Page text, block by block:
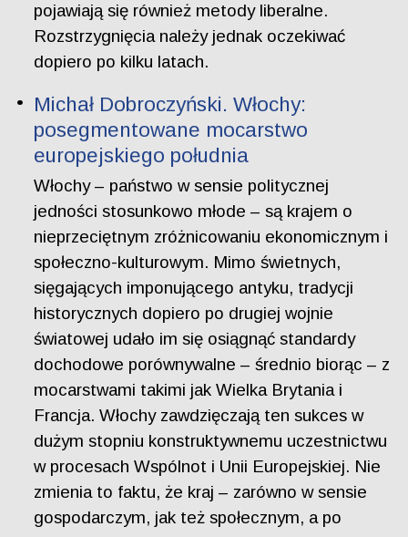
pojawiają się również metody liberalne.
Rozstrzygnięcia należy jednak oczekiwać
dopiero po kilku latach.
Michał Dobroczyński. Włochy:
posegmentowane mocarstwo
europejskiego południa
Włochy – państwo w sensie politycznej
jedności stosunkowo młode – są krajem o
nieprzeciętnym zróżnicowaniu ekonomicznym i
społeczno-kulturowym. Mimo świetnych,
sięgających imponującego antyku, tradycji
historycznych dopiero po drugiej wojnie
światowej udało im się osiągnąć standardy
dochodowe porównywalne – średnio biorąc – z
mocarstwami takimi jak Wielka Brytania i
Francja. Włochy zawdzięczają ten sukces w
dużym stopniu konstruktywnemu uczestnictwu
w procesach Wspólnot i Unii Europejskiej. Nie
zmienia to faktu, że kraj – zarówno w sensie
gospodarczym, jak też społecznym, a po